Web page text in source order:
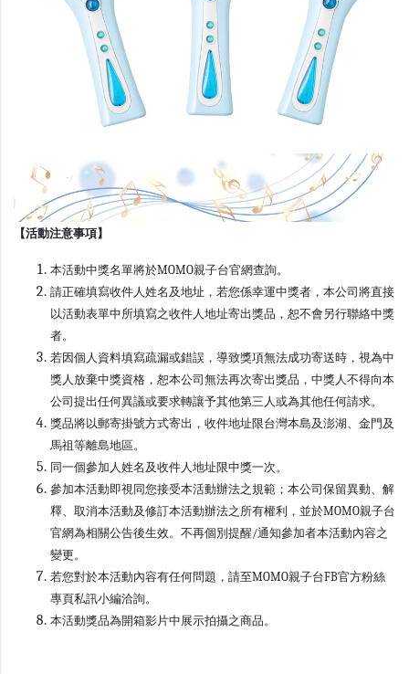
【活動注意事項】
本活動中獎名單將於MOMO親子台官網查詢。
請正確填寫收件人姓名及地址，若您係幸運中獎者，本公司將直接
以活動表單中所填寫之收件人地址寄出獎品，恕不會另行聯絡中獎
者。
若因個人資料填寫疏漏或錯誤，導致獎項無法成功寄送時，視為中
獎人放棄中獎資格，恕本公司無法再次寄出獎品，中獎人不得向本
公司提出任何異議或要求轉讓予其他第三人或為其他任何請求。
獎品將以郵寄掛號方式寄出，收件地址限台灣本島及澎湖、金門及
馬祖等離島地區。
同一個參加人姓名及收件人地址限中獎一次。
參加本活動即視同您接受本活動辦法之規範；本公司保留異動、解
釋、取消本活動及修訂本活動辦法之所有權利，並於MOMO親子台
官網為相關公告後生效。不再個別提醒/通知參加者本活動內容之
變更。
若您對於本活動內容有任何問題，請至MOMO親子台FB官方粉絲
專頁私訊小編洽詢。
本活動獎品為開箱影片中展示拍攝之商品。